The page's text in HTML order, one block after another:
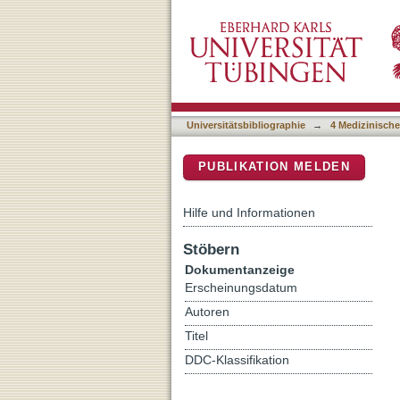
Oxygen Breathing
and Cancer
Universitätsbibliographie → 4
PUBLIKATION MELDEN
Hilfe und Informationen
Stöbern
Dokumentanzeige
Erscheinungsdatum
Autoren
Titel
DDC-Klassifikation